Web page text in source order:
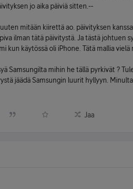
jo aika päiviä sitten.--
mitään kiirettä ao. päivityksen
ilman tätä päivitystä. Ja tästä johtuen
kun käytössä oli iPhone. Tätä mallia
Samsungilta mihin he tällä pyrkivät ?
jäädä Samsungin luurit hyllyyn. Minulta
Jaa